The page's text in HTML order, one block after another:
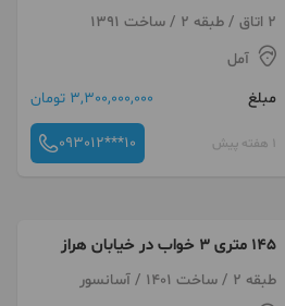
شخصی ساز
2 اتاق / طبقه 2 / ساخت 1391
آمل
مبلغ
3,300,000,000 تومان
1 هفته پیش 093012***10
۱۴۵ متری ۳ خواب در خیابان هراز
طبقه 2 / ساخت 1401 / آسانسور